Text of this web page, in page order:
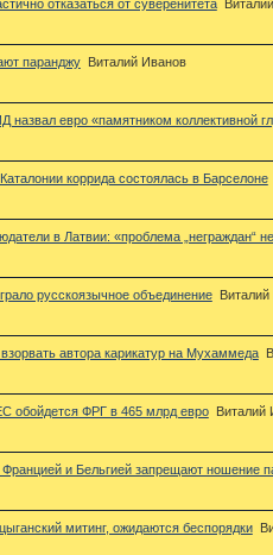
отказаться от суверенитета
паранджу
Виталий Иванов
назвал евро «памятником коллективной
коррида состоялась в Барселоне
в Латвии: «проблема „неграждан“
русскоязычное объединение
автора карикатур на Мухаммеда
обойдется ФРГ в 465 млрд евро
Виталий
и Бельгией запрещают ношение
митинг, ожидаются беспорядки